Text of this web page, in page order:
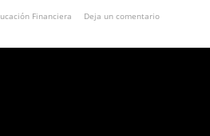
Financiera Deja un comentario